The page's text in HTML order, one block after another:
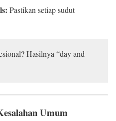
Pastikan setiap sudut
Hasilnya “day and
Umum